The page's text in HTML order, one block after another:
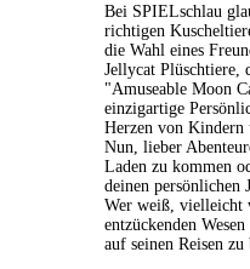
Bei SPIELschlau
richtigen
die Wahl eines
Jellycat Plüschtiere,
"Amuseable Moon
einzigartige
Herzen von Kindern
Nun, lieber
Laden zu kommen
deinen persönlichen
Wer weiß, vielleicht
entzückenden
auf seinen Reisen zu